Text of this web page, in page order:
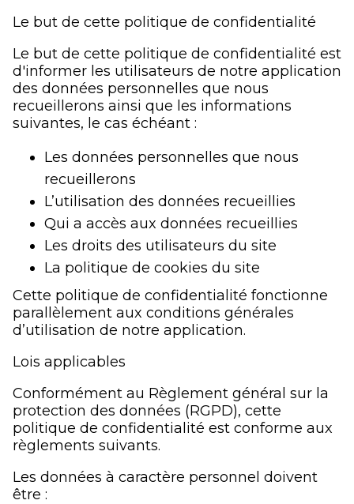
Le but de cette politique de confidentialité
Le but de cette politique de confidentialité est
d'informer les utilisateurs de notre application
des données personnelles que nous
recueillerons ainsi que les informations
suivantes, le cas échéant :
Les données personnelles que nous
recueillerons
L’utilisation des données recueillies
Qui a accès aux données recueillies
Les droits des utilisateurs du site
La politique de cookies du site
Cette politique de confidentialité fonctionne
parallèlement aux conditions générales
d’utilisation de notre application.
Lois applicables
Conformément au Règlement général sur la
protection des données (RGPD), cette
politique de confidentialité est conforme aux
règlements suivants.
Les données à caractère personnel doivent
être :